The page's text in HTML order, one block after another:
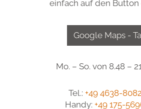
einfach auf den Button
Google Maps -
Mo. – So. von 8.48 –
Tel.: +49 4638-
Handy: +49 175-